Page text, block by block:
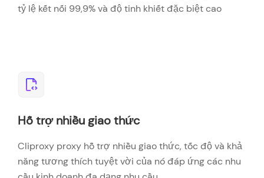
tỷ lệ kết nối 99,9% và độ tinh khiết đặc biệt cao
Hỗ trợ nhiều giao thức
Cliproxy proxy hỗ trợ nhiều giao thức, tốc độ và khả
năng tương thích tuyệt vời của nó đáp ứng các nhu